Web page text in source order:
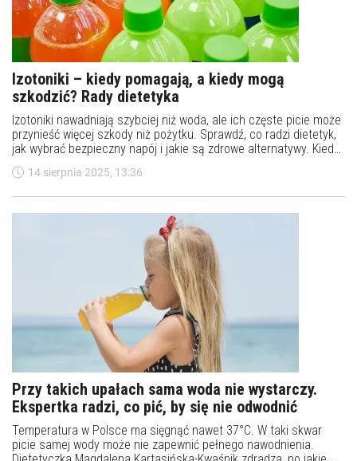
Izotoniki – kiedy pomagają, a kiedy mogą
szkodzić? Rady dietetyka
Izotoniki nawadniają szybciej niż woda, ale ich częste picie może
przynieść więcej szkody niż pożytku. Sprawdź, co radzi dietetyk,
jak wybrać bezpieczny napój i jakie są zdrowe alternatywy. Kiedy
sięgać po izotoniki?
14 sierpnia 2025, 13:36
Przy takich upałach sama woda nie wystarczy.
Ekspertka radzi, co pić, by się nie odwodnić
Temperatura w Polsce ma sięgnąć nawet 37°C. W taki skwar
picie samej wody może nie zapewnić pełnego nawodnienia.